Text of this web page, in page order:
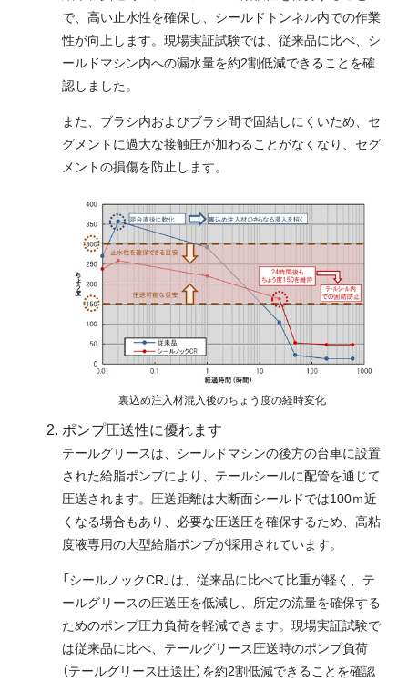
で、高い止水性を確保し、シールドトンネル内での作業
性が向上します。現場実証試験では、従来品に比べ、シ
ールドマシン内への漏水量を約2割低減できることを確
認しました。
また、ブラシ内およびブラシ間で固結しにくいため、セ
グメントに過大な接触圧が加わることがなくなり、セグ
メントの損傷を防止します。
裏込め注入材混入後のちょう度の経時変化
ポンプ圧送性に優れます
テールグリースは、シールドマシンの後方の台車に設置
された給脂ポンプにより、テールシールに配管を通じて
圧送されます。圧送距離は大断面シールドでは100ｍ近
くなる場合もあり、必要な圧送圧を確保するため、高粘
度液専用の大型給脂ポンプが採用されています。
「シールノックCR」は、従来品に比べて比重が軽く、テ
ールグリースの圧送圧を低減し、所定の流量を確保する
ためのポンプ圧力負荷を軽減できます。現場実証試験で
は従来品に比べ、テールグリース圧送時のポンプ負荷
（テールグリース圧送圧）を約2割低減できることを確認